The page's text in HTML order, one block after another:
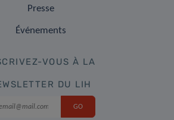
Presse
Événements
VOUS À LA
DU LIH